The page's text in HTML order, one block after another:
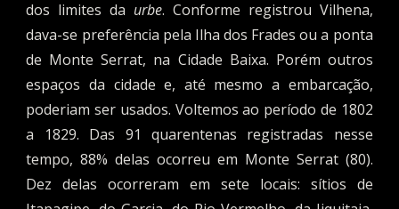
dos limites da urbe. Conforme registrou Vilhena,
dava-se preferência pela Ilha dos Frades ou a ponta
de MonteSerrat, na Cidade Baixa. Porém outros
espaços da cidade e, até mesmo a embarcação,
poderiam ser usados. Voltemos ao período de 1802
a 1829. Das 91 quarentenas registradas nesse
tempo, 88% delas ocorreu em Monte Serrat (80).
Dez delas ocorreram em sete locais: sítios de